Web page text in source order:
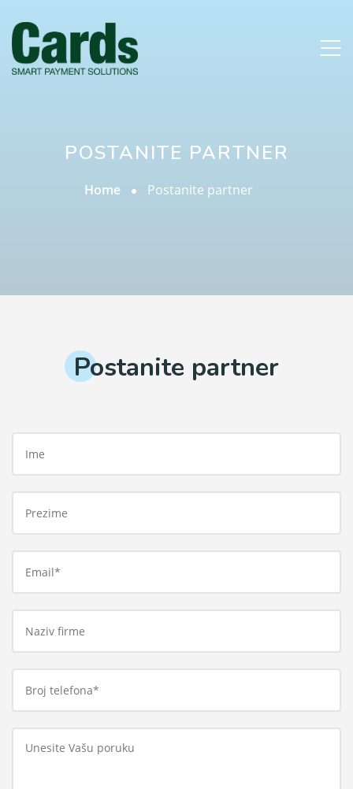
POSTANITE PARTNER
Home Postanite partner
Postanite partner